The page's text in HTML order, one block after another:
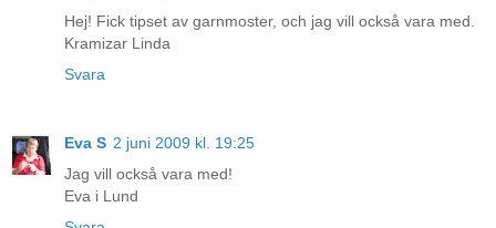
Hej! Fick tipset av garnmoster, och jag vill också vara med.
Kramizar Linda
Svara
Eva S 2 juni 2009 kl. 19:25
Jag vill också vara med!
Eva i Lund